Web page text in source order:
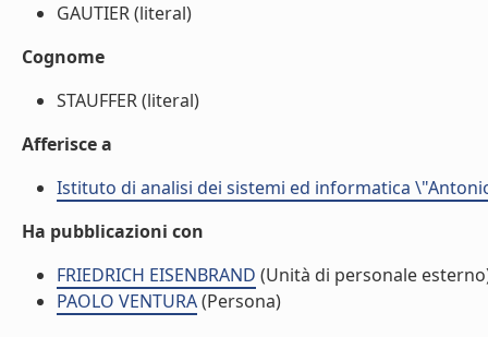
GAUTIER (literal)
Cognome
STAUFFER (literal)
Afferisce a
Istituto di analisi dei sistemi ed informatica
Ha pubblicazioni con
FRIEDRICH EISENBRAND (Unità di personale
PAOLO VENTURA(Persona)